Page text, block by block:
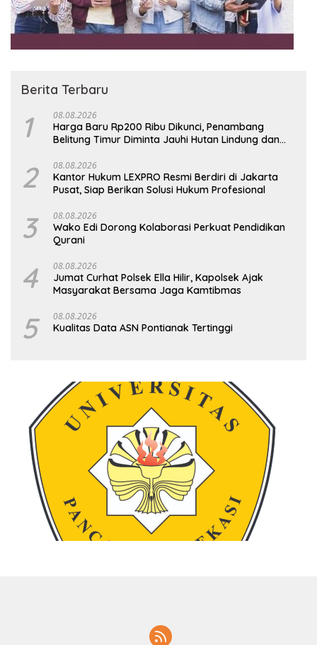
Berita Terbaru
1 08.08.2026
Harga Baru Rp200 Ribu Dikunci, Penambang
Belitung Timur Diminta Jauhi Hutan Lindung dan
2 08.08.2026
Kantor Hukum LEXPRO Resmi Berdiri di Jakarta
Pusat, Siap Berikan Solusi Hukum Profesional
3 08.08.2026
Wako Edi Dorong Kolaborasi Perkuat Pendidikan
Qurani
4 08.08.2026
Jumat Curhat Polsek Ella Hilir, Kapolsek Ajak
Masyarakat Bersama Jaga Kamtibmas
5 08.08.2026
Kualitas Data ASN Pontianak Tertinggi